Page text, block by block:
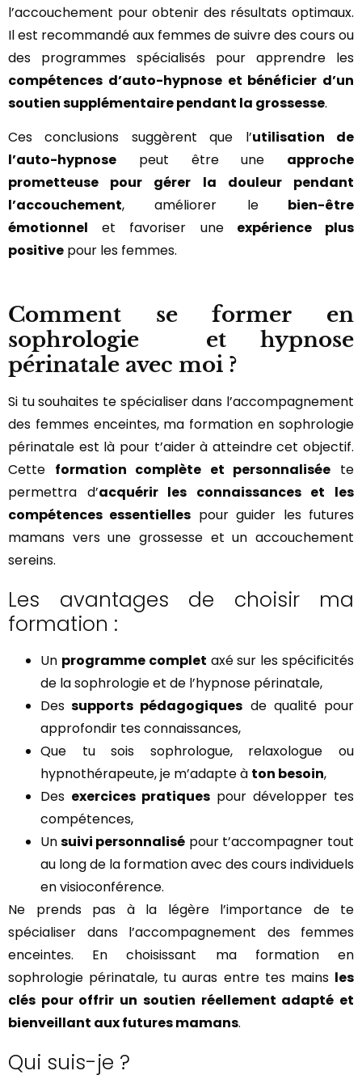
l’accouchement pour obtenir des résultats optimaux.
Il est recommandé aux femmes de suivre des cours ou
des programmes spécialisés pour apprendre les
compétences d’auto-hypnose et bénéficier d’un
soutien supplémentaire pendant la grossesse.
Ces conclusions suggèrent que l’utilisation de
l’auto-hypnose peut être une approche
prometteuse pour gérer la douleur pendant
l’accouchement, améliorer lebien-être
émotionnel et favoriser uneexpérience plus
positive pour les femmes.
Comment se former en
sophrologie et hypnose
périnatale avec moi ?
Si tu souhaites te spécialiser dans l’accompagnement
des femmes enceintes, ma formation en sophrologie
périnatale est là pour t’aider à atteindre cet objectif.
Cette formation complète et personnalisée te
permettra d’acquérir les connaissances et les
compétences essentielles pour guider les futures
mamans vers une grossesse et un accouchement
sereins.
Les avantages de choisir ma
formation :
Un programme complet axé sur les spécificités
de la sophrologie et de l’hypnose périnatale,
Des supports pédagogiques de qualité pour
approfondir tes connaissances,
Que tu sois sophrologue, relaxologue ou
hypnothérapeute, je m’adapte à ton besoin,
Des exercices pratiques pour développer tes
compétences,
Unsuivi personnalisé pour t’accompagner tout
au long de la formation avec des cours individuels
en visioconférence.
Ne prends pas à la légère l’importance de te
spécialiser dans l’accompagnement des femmes
enceintes. En choisissant ma formation en
sophrologie périnatale, tu auras entre tes mains les
clés pour offrir un soutien réellement adapté et
bienveillant aux futures mamans.
Qui suis-je ?